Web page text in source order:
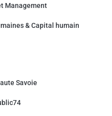
Management
& Capital humain
Savoie